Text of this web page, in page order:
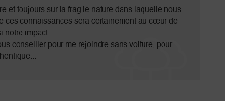
faille du rocher du Parquet.
découvrons la flore et la faune exceptionnelles des
votre gestuelle sur l'un des nombreux sites d'escalade
des arbres spécialement préparés ou lancez vous
et toujours sur la fragile nature dans laquelle nous
ces connaissances sera certainement au cœur de
notre impact.
conseiller pour me rejoindre sans voiture, pour